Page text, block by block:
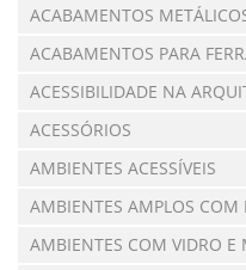
ACABAMENTOS
ACABAMENTOS PARA
ACESSIBILIDADE NA
ACESSÓRIOS
AMBIENTES ACESSÍVEIS
AMBIENTES AMPLOS COM
AMBIENTES COM VIDRO E